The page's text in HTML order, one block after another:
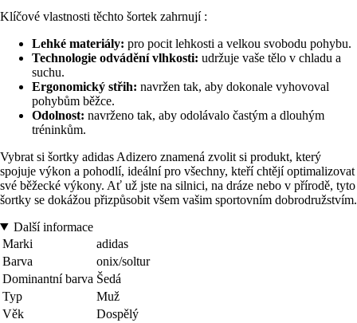
Klíčové vlastnosti těchto šortek zahrnují :
Lehké materiály: pro pocit lehkosti a velkou svobodu pohybu.
Technologie odvádění vlhkosti: udržuje vaše tělo v chladu a
suchu.
Ergonomický střih: navržen tak, aby dokonale vyhovoval
pohybům běžce.
Odolnost: navrženo tak, aby odolávalo častým a dlouhým
tréninkům.
Vybrat si šortky adidas Adizero znamená zvolit si produkt, který
spojuje výkon a pohodlí, ideální pro všechny, kteří chtějí optimalizovat
své běžecké výkony. Ať už jste na silnici, na dráze nebo v přírodě, tyto
šortky se dokážou přizpůsobit všem vašim sportovním dobrodružstvím.
Další informace
Marki
adidas
Barva
onix/soltur
Dominantní barva Šedá
Typ
Muž
Věk
Dospělý